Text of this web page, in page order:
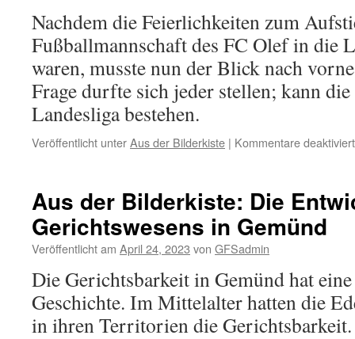
Nachdem die Feierlichkeiten zum
Fußballmannschaft des FC Olef in die
waren, musste nun der Blick nach
Frage durfte sich jeder stellen; kann
Landesliga bestehen.
Veröffentlicht unterAus der Bilderkiste | Kommentare deaktiviert
Aus der Bilderkiste: Die
Gerichtswesens in Gemünd
Veröffentlicht am April 24, 2023 von GFSadmin
Die Gerichtsbarkeit in Gemünd hat
Geschichte. Im Mittelalter hatten die
in ihren Territorien die Gerichtsbarkeit.